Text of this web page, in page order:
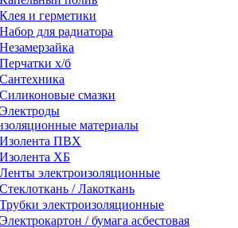
Клея и герметики
Набор для радиатора
Незамерзайка
Перчатки х/б
Сантехника
Силиконовые смазки
Электроды
материалы
Изолента ПВХ
Изолента ХБ
Ленты электроизоляционные
Стеклоткань / Лакоткань
Трубки электроизоляционные
Электрокартон / бумага асбестовая